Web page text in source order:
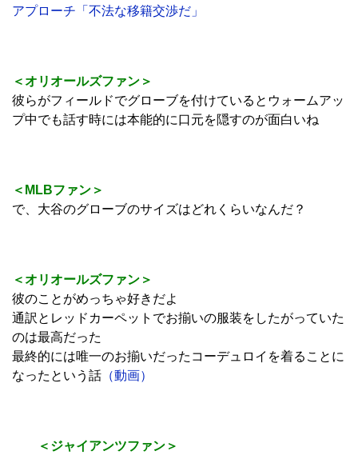
アプローチ「不法な移籍交渉だ」
＜オリオールズファン＞
彼らがフィールドでグローブを付けているとウォームアッ
プ中でも話す時には本能的に口元を隠すのが面白いね
＜MLBファン＞
で、大谷のグローブのサイズはどれくらいなんだ？
＜オリオールズファン＞
彼のことがめっちゃ好きだよ
通訳とレッドカーペットでお揃いの服装をしたがっていた
のは最高だった
最終的には唯一のお揃いだったコーデュロイを着ることに
なったという話 （動画）
＜ジャイアンツファン＞